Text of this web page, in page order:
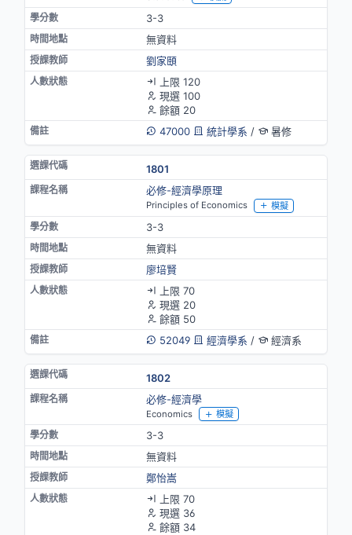
3-3
無資料
劉家頤
上限 120
現選 100
餘額 20
47000
統計學系 / 暑修
1801
必修-經濟學原理
Principles of Economics 模擬
3-3
無資料
廖培賢
上限 70
現選 20
餘額 50
52049
經濟學系 / 經濟系
1802
必修-經濟學
Economics 模擬
3-3
無資料
鄭怡嵩
上限 70
現選 36
餘額 34